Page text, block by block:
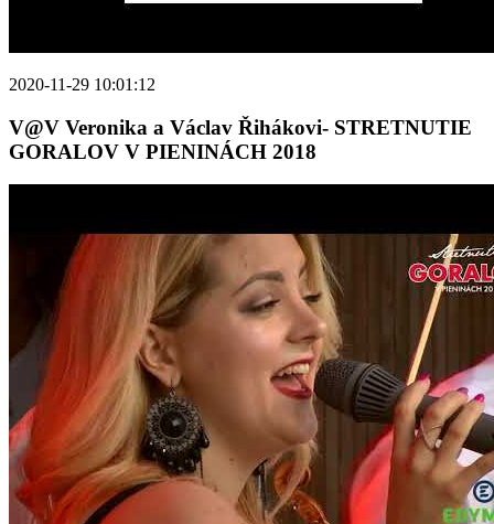
2020-11-29 10:01:12
V@V Veronika a Václav Řihákovi- STRETNUTIE
GORALOV V PIENINÁCH 2018